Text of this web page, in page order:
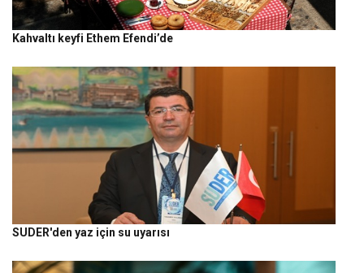
Kahvaltı keyfi Ethem Efendi’de
SUDER'den yaz için su uyarısı